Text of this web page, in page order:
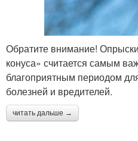
Обратите внимание!
конуса» считается самым
благоприятным периодом
болезней и вредителей.
читать дальше →